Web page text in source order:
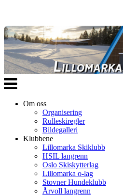
Veksle
navigasjon
Om oss
Organisering
Rulleskiregler
Bildegalleri
Klubbene
Lillomarka Skiklubb
HSIL langrenn
Oslo Skiskytterlag
Lillomarka o-lag
Stovner Hundeklubb
Årvoll langrenn